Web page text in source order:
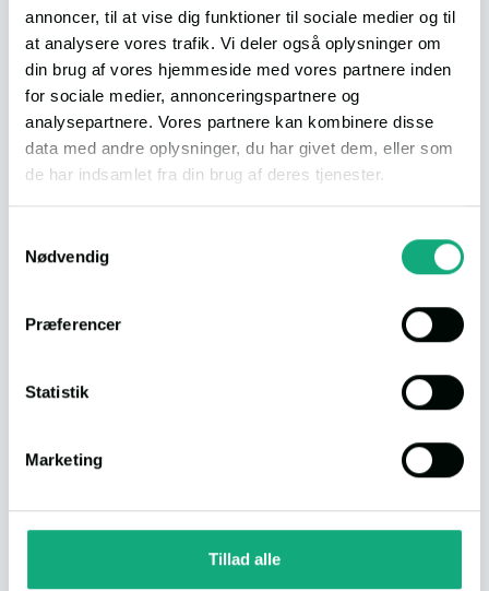
annoncer, til at vise dig funktioner til sociale medier og til
at analysere vores trafik. Vi deler også oplysninger om
din brug af vores hjemmeside med vores partnere inden
for sociale medier, annonceringspartnere og
analysepartnere. Vores partnere kan kombinere disse
data med andre oplysninger, du har givet dem, eller som
de har indsamlet fra din brug af deres tjenester.
Nødvendig
Præferencer
Statistik
Marketing
Tillad alle
Se boligen på Boliga.dk
Lån til boligen ANNONCØR
Bliv boligklar på 2 timer
Info
25.000,-
Bolig (BBR)
106 m²
Grund
1.033 m²
Download dokumenter
Salgsopstilling